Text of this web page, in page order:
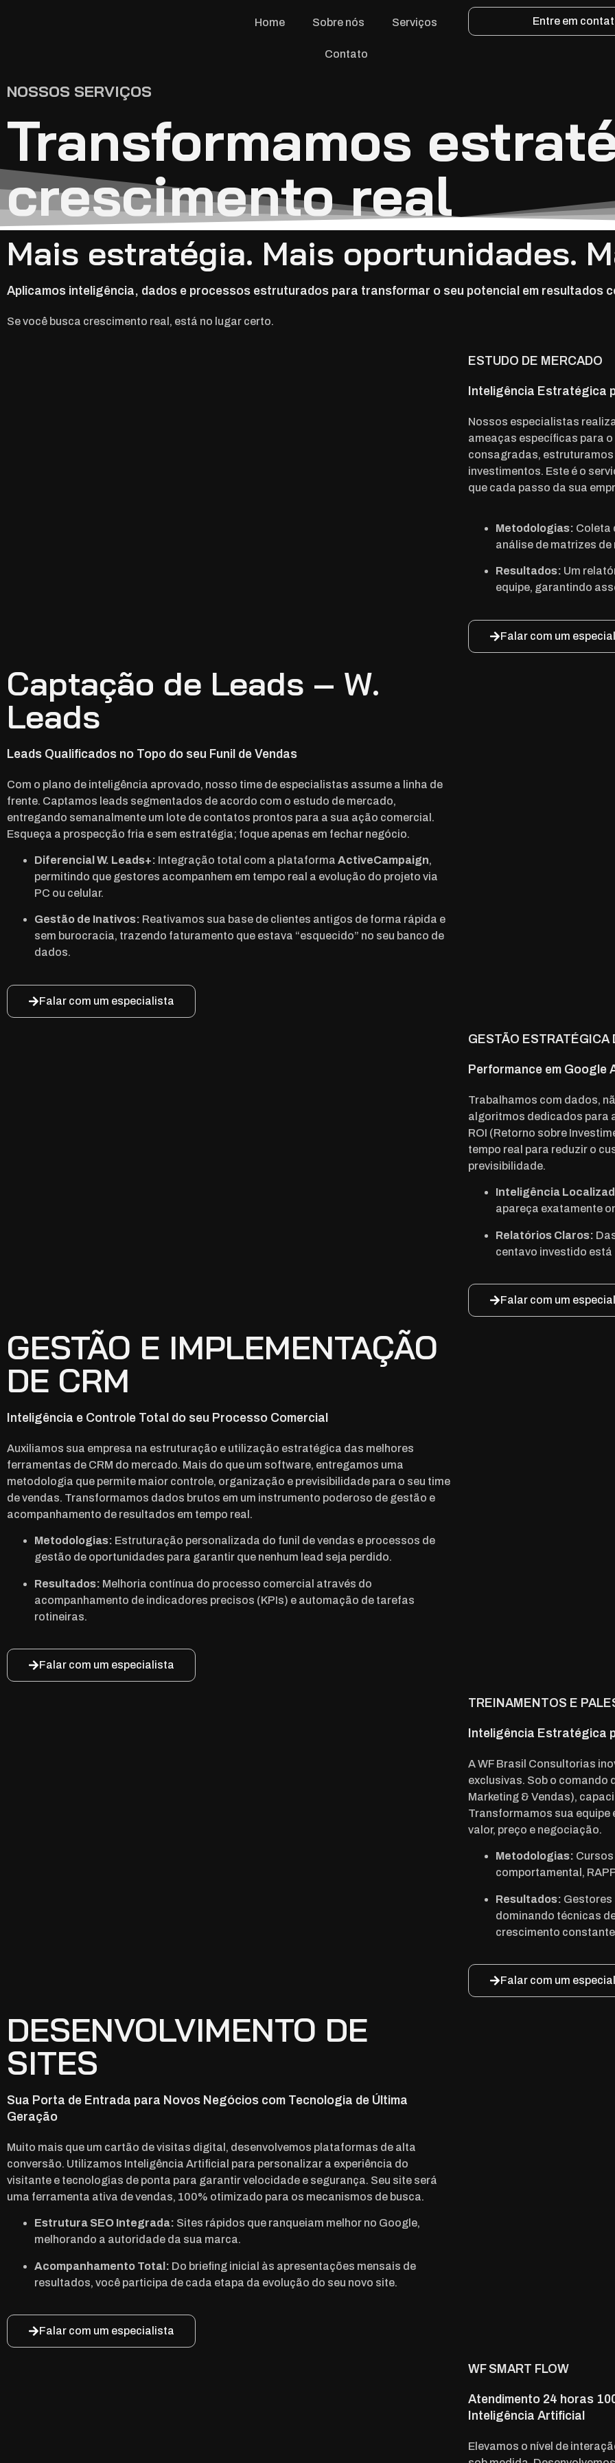
Home Sobre nós Serviços
Contato
Entre em
NOSSOS SERVIÇOS
Transformamos
crescimento real
Mais estratégia. Mais oportunidades.
Aplicamos inteligência, dados e processos estruturados para transformar o seu potencial em resultados
Se você busca crescimento real, está no lugar certo.
ESTUDO DE MERCADO
Inteligência Estratégica
Nossos especialistas
ameaças específicas para
consagradas, estruturamos
investimentos. Este é o
que cada passo da sua
Metodologias: Coleta
análise de matrizes de
Resultados: Um
equipe, garantindo
Falar com um
Captação de Leads – W.
Leads
Leads Qualificados no Topo do seu Funil de Vendas
Com o plano de inteligência aprovado, nosso time de especialistas assume a linha de
frente. Captamos leads segmentados de acordo com o estudo de mercado,
entregando semanalmente um lote de contatos prontos para a sua ação comercial.
Esqueça a prospecção fria e sem estratégia; foque apenas em fechar negócio.
Diferencial W. Leads+: Integração total com a plataforma ActiveCampaign,
permitindo que gestores acompanhem em tempo real a evolução do projeto via
PC ou celular.
Gestão de Inativos: Reativamos sua base de clientes antigos de forma rápida e
sem burocracia, trazendo faturamento que estava “esquecido” no seu banco de
dados.
Falar com um especialista
GESTÃO ESTRATÉGICA
Performance em Google
Trabalhamos com dados,
algoritmos dedicados para
ROI (Retorno sobre
tempo real para reduzir o
previsibilidade.
Inteligência
apareça exatamente
Relatórios Claros:
centavo investido
Falar com um
GESTÃO E IMPLEMENTAÇÃO
DE CRM
Inteligência e Controle Total do seu Processo Comercial
Auxiliamos sua empresa na estruturação e utilização estratégica das melhores
ferramentas de CRM do mercado. Mais do que um software, entregamos uma
metodologia que permite maior controle, organização e previsibilidade para o seu time
de vendas. Transformamos dados brutos em um instrumento poderoso de gestão e
acompanhamento de resultados em tempo real.
Metodologias: Estruturação personalizada do funil de vendas e processos de
gestão de oportunidades para garantir que nenhum lead seja perdido.
Resultados: Melhoria contínua do processo comercial através do
acompanhamento de indicadores precisos (KPIs) e automação de tarefas
rotineiras.
Falar com um especialista
TREINAMENTOS E
Inteligência Estratégica
A WF Brasil Consultorias
exclusivas. Sob o comando
Marketing & Vendas),
Transformamos sua equipe
valor, preço e negociação.
Metodologias:
comportamental,
Resultados: Gestores
dominando técnicas
crescimento
Falar com um
DESENVOLVIMENTO DE
SITES
Sua Porta de Entrada para Novos Negócios com Tecnologia de Última
Geração
Muito mais que um cartão de visitas digital, desenvolvemos plataformas de alta
conversão. Utilizamos Inteligência Artificial para personalizar a experiência do
visitante e tecnologias de ponta para garantir velocidade e segurança. Seu site será
uma ferramenta ativa de vendas, 100% otimizado para os mecanismos de busca.
Estrutura SEO Integrada: Sites rápidos que ranqueiam melhor no Google,
melhorando a autoridade da sua marca.
Acompanhamento Total: Do briefing inicial às apresentações mensais de
resultados, você participa de cada etapa da evolução do seu novo site.
Falar com um especialista
WF SMART FLOW
Atendimento 24 horas
Inteligência Artificial
Elevamos o nível de